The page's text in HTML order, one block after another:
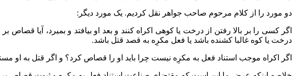
دو مورد را از کلام مرحوم صاحب جواهر نقل کردیم. یک مورد دیگر:
اگر کسی را بر بالا رفتن از درخت یا کوهی اکراه کنند و بعد او بیافتد و بمیرد، آیا
درخت یا کوه غالبا کشنده باشد یا فعل مکرِه به قصد قتل باشد.
اگر اکراه موجب استناد فعل به مکرِه نیست چرا باید او را قصاص کرد؟ و اگر قتل به او